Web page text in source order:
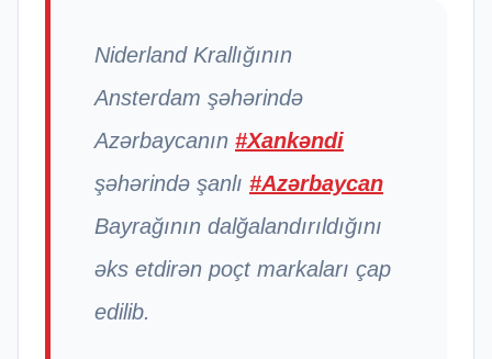
Niderland Krallığının
Ansterdam şəhərində
Azərbaycanın #Xankəndi
şəhərində şanlı #Azərbaycan
Bayrağının dalğalandırıldığını
əks etdirən poçt markaları çap
edilib.